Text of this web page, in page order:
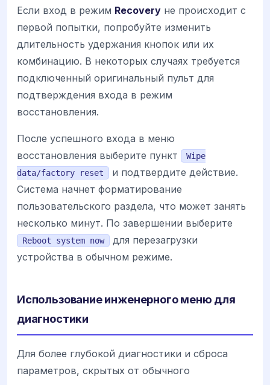
Если вход в режим Recovery не происходит с
первой попытки, попробуйте изменить
длительность удержания кнопок или их
комбинацию. В некоторых случаях требуется
подключенный оригинальный пульт для
подтверждения входа в режим
восстановления.
После успешного входа в меню
восстановления выберите пункт
Wipe
data/factory reset
и подтвердите действие.
Система начнет форматирование
пользовательского раздела, что может занять
несколько минут. По завершении выберите
Reboot system now
для перезагрузки
устройства в обычном режиме.
Использование инженерного меню для
диагностики
Для более глубокой диагностики и сброса
параметров, скрытых от обычного